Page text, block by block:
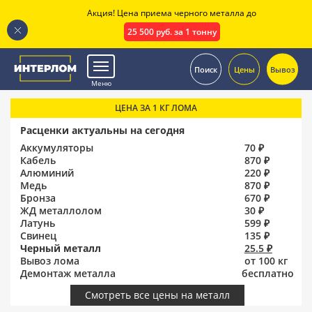
Меню
Поиск Цены Вывоз
ЦЕНА ЗА 1 КГ ЛОМА
Расценки актуальны на сегодня
Аккумуляторы
70 ₽
Кабель
870 ₽
Алюминий
220 ₽
Медь
870 ₽
Бронза
670 ₽
ЖД металлолом
30 ₽
Латунь
599 ₽
Свинец
135 ₽
Черный металл
25.5 ₽
Вывоз лома
от 100 кг
Демонтаж металла
бесплатно
Смотреть все цены на металл
Акция! Цена приема черного металла до
25 500 руб. за 1 тонну
.